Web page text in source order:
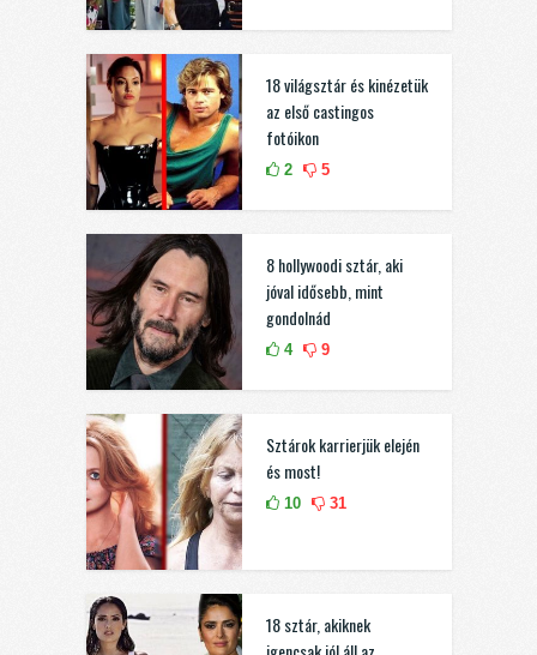
18 világsztár és kinézetük
az első castingos
fotóikon
2 5
8 hollywoodi sztár, aki
jóval idősebb, mint
gondolnád
4 9
Sztárok karrierjük elején
és most!
10 31
18 sztár, akiknek